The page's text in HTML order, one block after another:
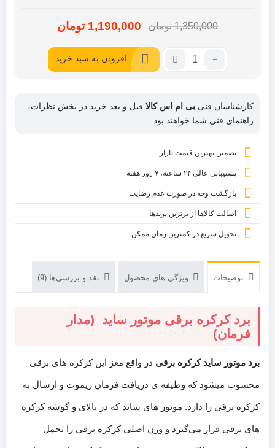
1,350,000 تومان
قیمت
اصلی:
1,350,000
بود.
1,190,000 تومان
قیمت
فعلی:
1,190,000
تعداد:
برد
موتور
کرکره
AC
افزودن به سبد خرید
کارشناسان فنی بی ام اس کالا قبل و بعد خرید در بخش نظرات،
راهنمای فنی شما خواهند بود.
تضمین بهترین قیمت بازار
پشتیبانی عالی ۲۴ ساعته، ۷ روز هفته
بازگشت وجه در صورت عدم رضایت
اصالت کالاها از برترین برندها
تحویل سریع در کمترین زمان ممکن
توضیحات ویژگی های محصول نقد و بررسی‌ها (9)
برد کرکره برقی موتور ساید (مدار
فرمان)
برد موتور ساید کرکره برقی در واقع مغز این کرکره های برقی
محسوب میشود که وظیفه ی دریافت فرمان ریموت و ارسال به
کرکره برقی را دارد. موتور های ساید که در بالای و گوشه کرکره
های برقی قرار می‌گیرد و وزن اصلی کرکره برقی را تحمل